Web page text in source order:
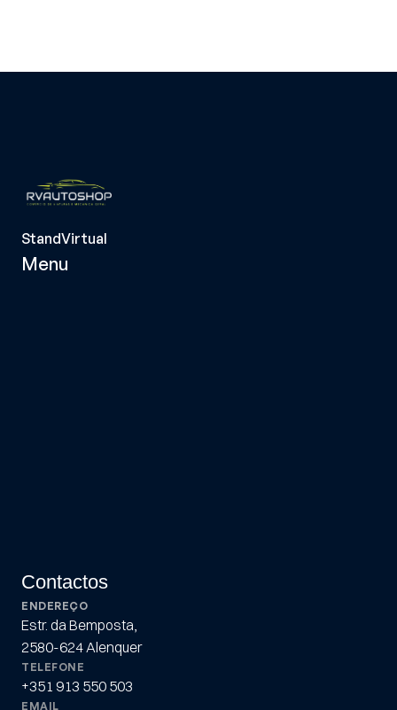
StandVirtual
Menu
Cookies
Contactos
ENDEREÇO
Estr. da Bemposta,
2580-624 Alenquer
TELEFONE
+351 913 550 503
EMAIL